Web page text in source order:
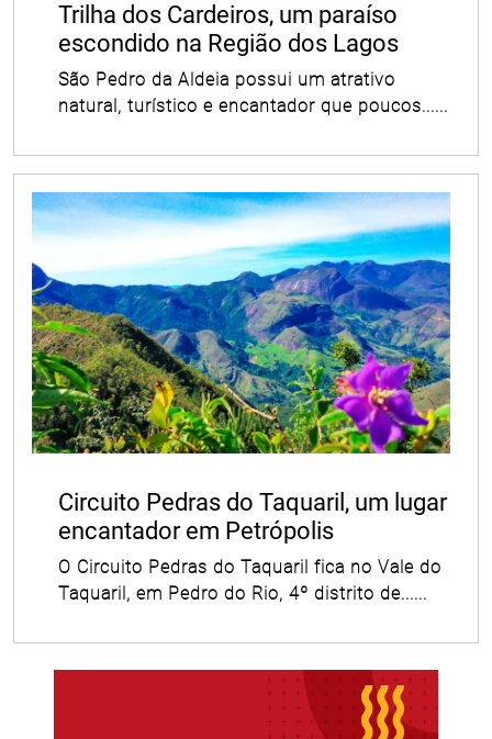
Trilha dos Cardeiros, um paraíso
escondido na Região dos Lagos
São Pedro da Aldeia possui um atrativo
natural, turístico e encantador que poucos......
Circuito Pedras do Taquaril, um lugar
encantador em Petrópolis
O Circuito Pedras do Taquaril fica no Vale do
Taquaril, em Pedro do Rio, 4º distrito de......